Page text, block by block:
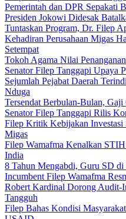
Pemerintah dan DPR Sepakati
Presiden Jokowi Didesak
Tuntaskan Program, Dr. Filep
Kehadiran Perusahaan Migas
Setempat
Tokoh Agama Nilai
Senator Filep Tanggapi Upaya
Sejumlah Pejabat Daerah
Nduga
Tersendat Berbulan-Bulan,
Senator Filep Tanggapi Rilis
Filep Kritik Kebijakan Investasi
Migas
Filep Wamafma Kenalkan
India
8 Tahun Mengabdi, Guru SD
Incumbent Filep Wamafma
Robert Kardinal Dorong
Tangguh
Filep Bahas Kondisi